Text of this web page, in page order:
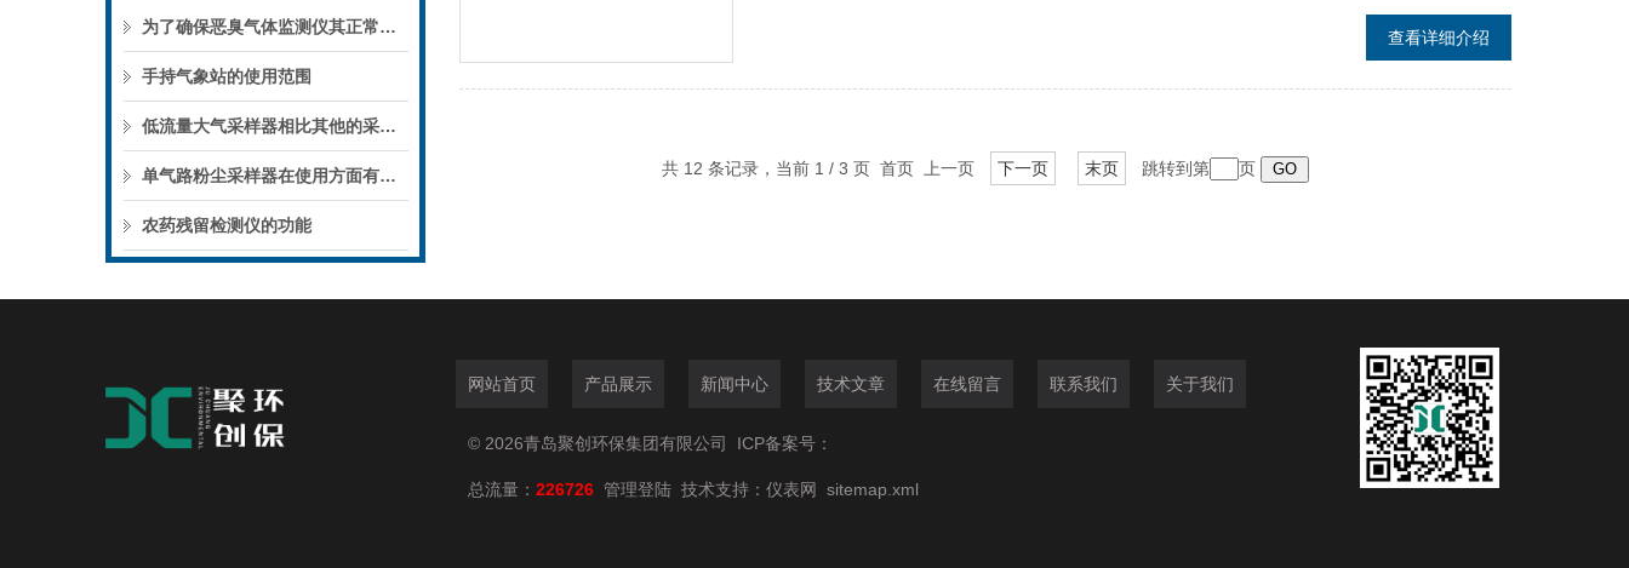
为了确保恶臭气体监测仪其正常运行和准确性，少不了以下技巧
手持气象站的使用范围
低流量大气采样器相比其他的采样器有哪些优势？
单气路粉尘采样器在使用方面有什么地方需要保养的呢？
农药残留检测仪的功能
电压变换、放大、检波，变换为直流电压，通过温度补偿等，经A/D转换器转换成数字信号，通过
查看详细介绍
共 12 条记录，当前 1 / 3 页 首页 上一页 下一页 末页 跳转到第 页
网站首页 产品展示 新闻中心 技术文章 在线留言 联系我们 关于我们
© 2026青岛聚创环保集团有限公司 ICP备案号：
总流量： 226726 管理登陆 技术支持： 仪表网 sitemap.xml